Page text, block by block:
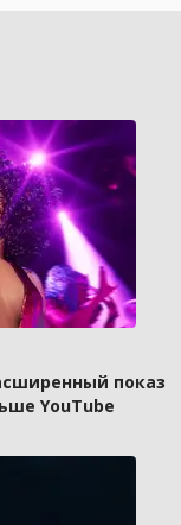
показ
YouTube